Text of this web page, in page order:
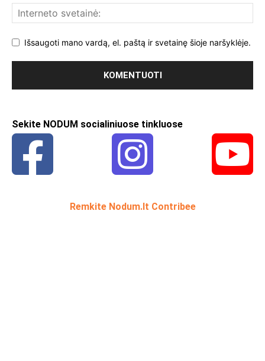
Išsaugoti mano vardą, el. paštą ir svetainę šioje naršyklėje.
Sekite NODUM socialiniuose tinkluose
Remkite Nodum.lt Contribee